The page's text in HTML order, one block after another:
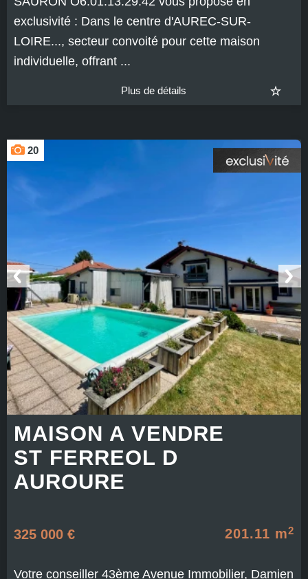
exclusivité : Dans le centre d'AUREC-SUR-
LOIRE..., secteur convoité pour cette maison
individuelle, offrant ...
Plus de détails
20
MAISON A VENDRE
ST FERREOL D
AUROURE
201.11 m2
325 000 €
Votre conseiller 43ème Avenue Immobilier, Damien